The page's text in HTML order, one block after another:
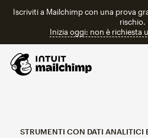
Iscriviti a Mailchimp con una prova
rischio.
Inizia oggi: non è richiesta
STRUMENTI CON DATI ANALITICI